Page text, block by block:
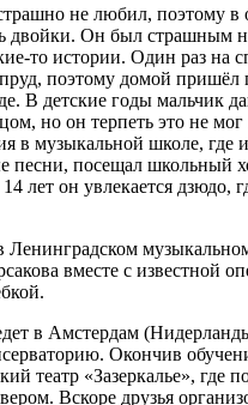
не любил, поэтому в
двойки. Он был страшным
то истории. Один раз на
поэтому домой пришёл
В детские годы мальчик
но он терпеть это не мог
в музыкальной школе, где
песни, посещал школьный
лет он увлекается дзюдо,
Ленинградском
вместе с известной
в Амстердам
Окончив
театр «Зазеркалье», где
Вскоре друзья